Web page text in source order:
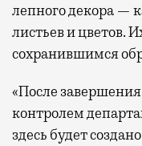
лепного декора —
листьев и цветов.
сохранившимся
«После
контролем
здесь будет